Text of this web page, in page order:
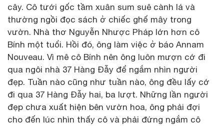
cây. Cô tưới gốc tầm xuân sum suê cành lá và
thường ngồi đọc sách ở chiếc ghế mây trong
vườn. Nhà thơ Nguyễn Nhược Pháp lớn hơn cô
Bính một tuổi. Hồi đó, ông làm việc ở báo Annam
Nouveau. Vì mê cô Bính nên ông luôn mượn cớ đi
qua ngôi nhà 37 Hàng Đẫy để ngắm nhìn người
đẹp. Tuần nào cũng như tuần nào, ông đều lấy cớ
đi qua 37 Hàng Đẫy hai, ba lượt. Những lần người
đẹp chưa xuất hiện bên vườn hoa, ông phải đợi
cho đến lúc nhìn thấy cô và phải đứng ngắm cô